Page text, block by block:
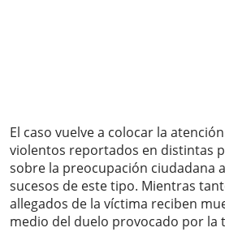
El caso vuelve a colocar la
violentos reportados en distintas
sobre la preocupación ciudadana
sucesos de este tipo. Mientras
allegados de la víctima reciben
medio del duelo provocado por la